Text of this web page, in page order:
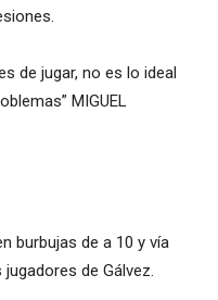
de jugar, no es lo ideal
MIGUEL
burbujas de a 10 y vía
de Gálvez.